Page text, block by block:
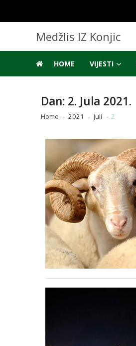
navigation
content
Medžlis IZ Konjic
HOME VIJESTI
Dan: 2. Jula 2021.
Home 2021 Juli 2